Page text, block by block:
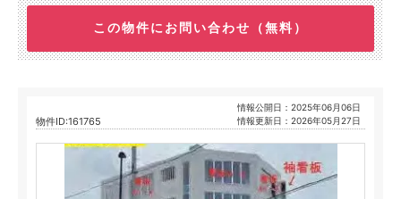
この物件にお問い合わせ（無料）
物件ID:161765
情報公開日：2025年06月06日
情報更新日：2026年05月27日